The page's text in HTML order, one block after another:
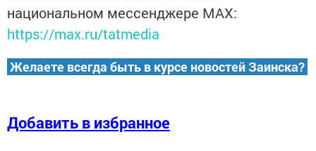
национальном мессенджере MАХ:
https://max.ru/tatmedia
Желаете всегда быть в курсе новостей Заинска?
Добавить в избранное